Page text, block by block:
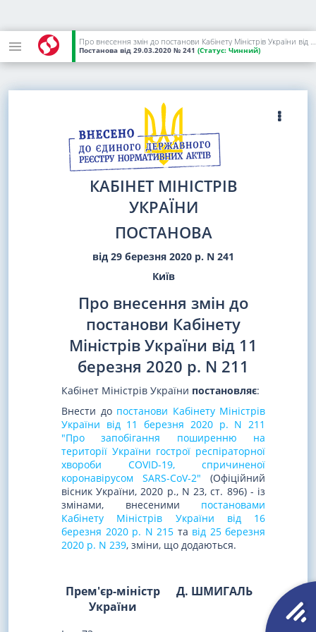
Про внесення змін до постанови Кабінету Міністрів України від 11 березня 2020 р. N 211
Постанова від 29.03.2020 № 241 (Статус: Чинний)
КАБІНЕТ МІНІСТРІВ
УКРАЇНИ
ПОСТАНОВА
від 29 березня 2020 р. N 241
Київ
Про внесення змін до
постанови Кабінету
Міністрів України від 11
березня 2020 р. N 211
Кабінет Міністрів України постановляє:
Внести до постанови Кабінету Міністрів
України від 11 березня 2020 р. N 211
"Про запобігання поширенню на
території України гострої респіраторної
хвороби COVID-19, спричиненої
коронавірусом SARS-CoV-2" (Офіційний
вісник України, 2020 р., N 23, ст. 896) - із
змінами, внесеними постановами
Кабінету Міністрів України від 16
березня 2020 р. N 215 та від 25 березня
2020 р. N 239, зміни, що додаються.
Прем'єр-міністр
України
Д. ШМИГАЛЬ